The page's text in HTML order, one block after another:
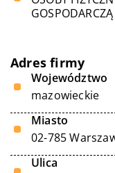
GOSPODARCZĄ
Adres firmy
Województwo
mazowieckie
Miasto
02-785
Ulica